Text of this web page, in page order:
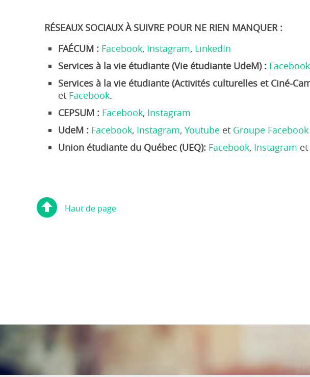
RÉSEAUX SOCIAUX À SUIVRE POUR NE RIEN MANQUER :
FAÉCUM : Facebook, Instagram, LinkedIn
Services à la vie étudiante (Vie étudiante UdeM) : Facebook
Services à la vie étudiante (Activités culturelles et Ciné-
et Facebook.
CEPSUM : Facebook, Instagram
UdeM : Facebook, Instagram, Youtube et Groupe
Union étudiante du Québec (UEQ): Facebook, Instagram et
Haut de page